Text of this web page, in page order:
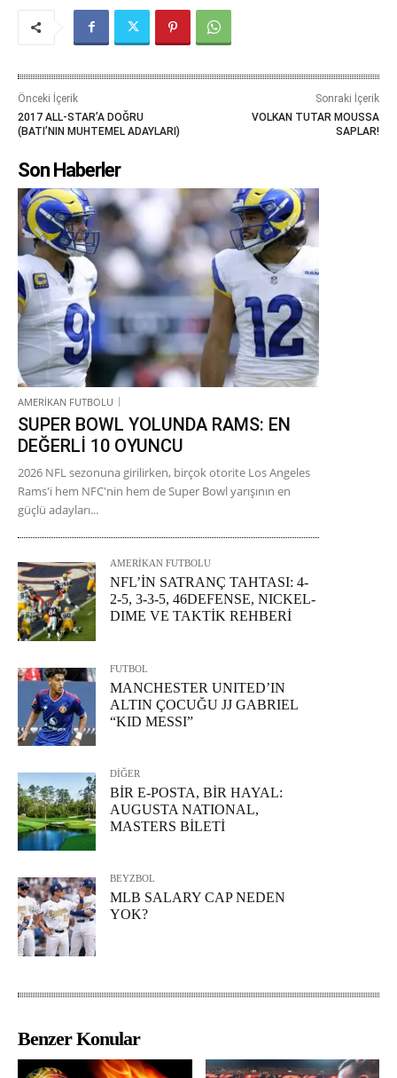
Önceki İçerik
2017 ALL-STAR’A DOĞRU
(BATI’NIN MUHTEMEL ADAYLARI)
Sonraki İçerik
VOLKAN TUTAR MOUSSA
SAPLAR!
Son Haberler
AMERİKAN FUTBOLU
SUPER BOWL YOLUNDA RAMS: EN
DEĞERLİ 10 OYUNCU
2026 NFL sezonuna girilirken, birçok otorite Los Angeles
Rams'i hem NFC'nin hem de Super Bowl yarışının en
güçlü adayları...
AMERİKAN FUTBOLU
NFL’İN SATRANÇ TAHTASI: 4-
2-5, 3-3-5, 46DEFENSE, NICKEL-
DIME VE TAKTİK REHBERİ
FUTBOL
MANCHESTER UNITED’IN
ALTIN ÇOCUĞU JJ GABRIEL
“KID MESSI”
DİĞER
BİR E-POSTA, BİR HAYAL:
AUGUSTA NATIONAL,
MASTERS BİLETİ
BEYZBOL
MLB SALARY CAP NEDEN
YOK?
Benzer Konular